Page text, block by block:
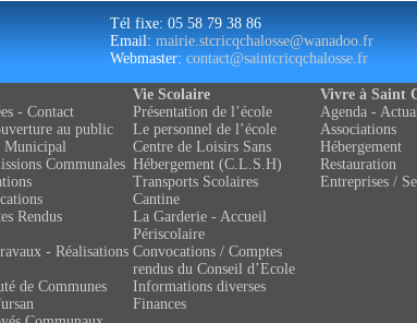
Tél fixe: 05 58 79 38 86
Email: mairie.stcricqchalosse@wanadoo.fr
Webmaster: contact@saintcricqchalosse.fr
- Contact
au public
Municipal
Communales
Rendus
- Réalisations
de Communes
Vie Scolaire
Présentation de l’école
Le personnel de l’école
Centre de Loisirs Sans
Hébergement (C.L.S.H)
Transports Scolaires
Cantine
La Garderie - Accueil
Périscolaire
Convocations / Comptes
rendus du Conseil d’Ecole
Informations diverses
Finances
Vivre à Saint
Agenda -
Associations
Hébergement
Restauration
Entreprises /